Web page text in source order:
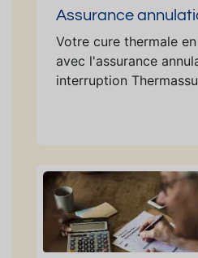
Assurance
Votre cure thermale
avec l'assurance
interruption